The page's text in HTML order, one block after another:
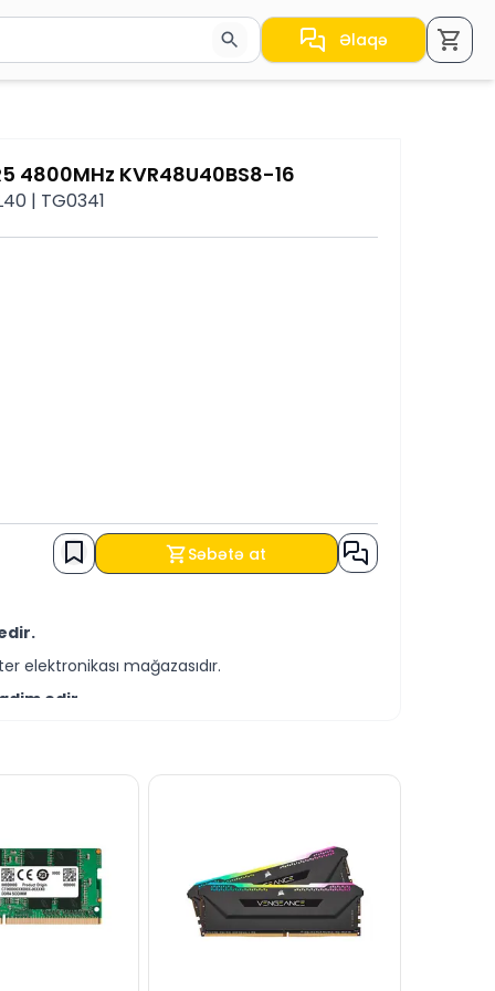
nəticələr arasında keçid etmək üçün ox
Əlaqə
4800MHz KVR48U40BS8-16
| TG0341
Səbətə at
elektronikası mağazasıdır.
edir.
KREDİT şərtləri ilə əldə edə bilərsiniz.
dəstək xəttində cavablandırmağa hər daim